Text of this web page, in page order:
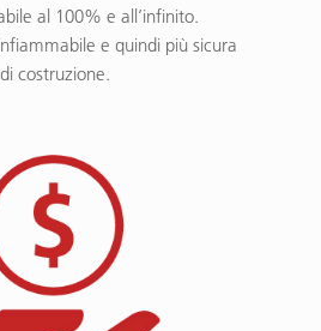
al 100% e all’infinito.
e quindi più sicura
costruzione.